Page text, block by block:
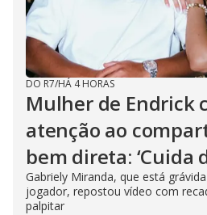
DO R7/HÁ 4 HORAS
Mulher de Endrick
atenção ao
bem direta: ‘Cuida
Gabriely Miranda, que está
jogador, repostou vídeo com
palpitar